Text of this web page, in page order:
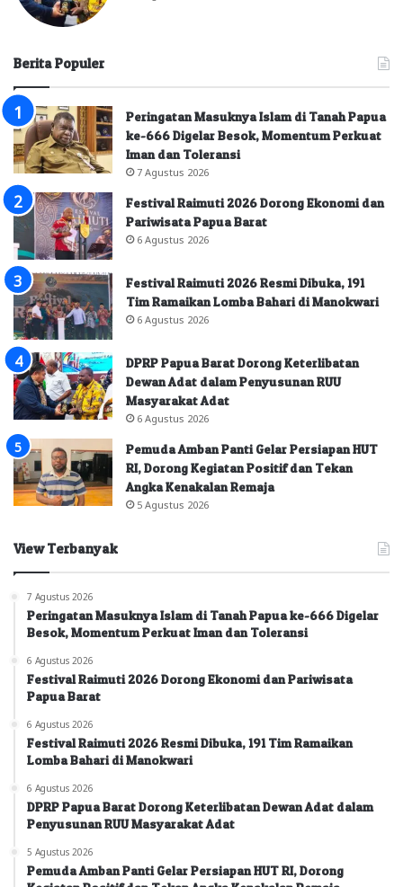
Berita Populer
Peringatan Masuknya Islam di Tanah Papua
ke-666 Digelar Besok, Momentum Perkuat
Iman dan Toleransi
7 Agustus 2026
Festival Raimuti 2026 Dorong Ekonomi dan
Pariwisata Papua Barat
6 Agustus 2026
Festival Raimuti 2026 Resmi Dibuka, 191
Tim Ramaikan Lomba Bahari di Manokwari
6 Agustus 2026
DPRP Papua Barat Dorong Keterlibatan
Dewan Adat dalam Penyusunan RUU
Masyarakat Adat
6 Agustus 2026
Pemuda Amban Panti Gelar Persiapan HUT
RI, Dorong Kegiatan Positif dan Tekan
Angka Kenakalan Remaja
5 Agustus 2026
View Terbanyak
7 Agustus 2026
Peringatan Masuknya Islam di Tanah Papua ke-666 Digelar
Besok, Momentum Perkuat Iman dan Toleransi
6 Agustus 2026
Festival Raimuti 2026 Dorong Ekonomi dan Pariwisata
Papua Barat
6 Agustus 2026
Festival Raimuti 2026 Resmi Dibuka, 191 Tim Ramaikan
Lomba Bahari di Manokwari
6 Agustus 2026
DPRP Papua Barat Dorong Keterlibatan Dewan Adat dalam
Penyusunan RUU Masyarakat Adat
5 Agustus 2026
Pemuda Amban Panti Gelar Persiapan HUT RI, Dorong